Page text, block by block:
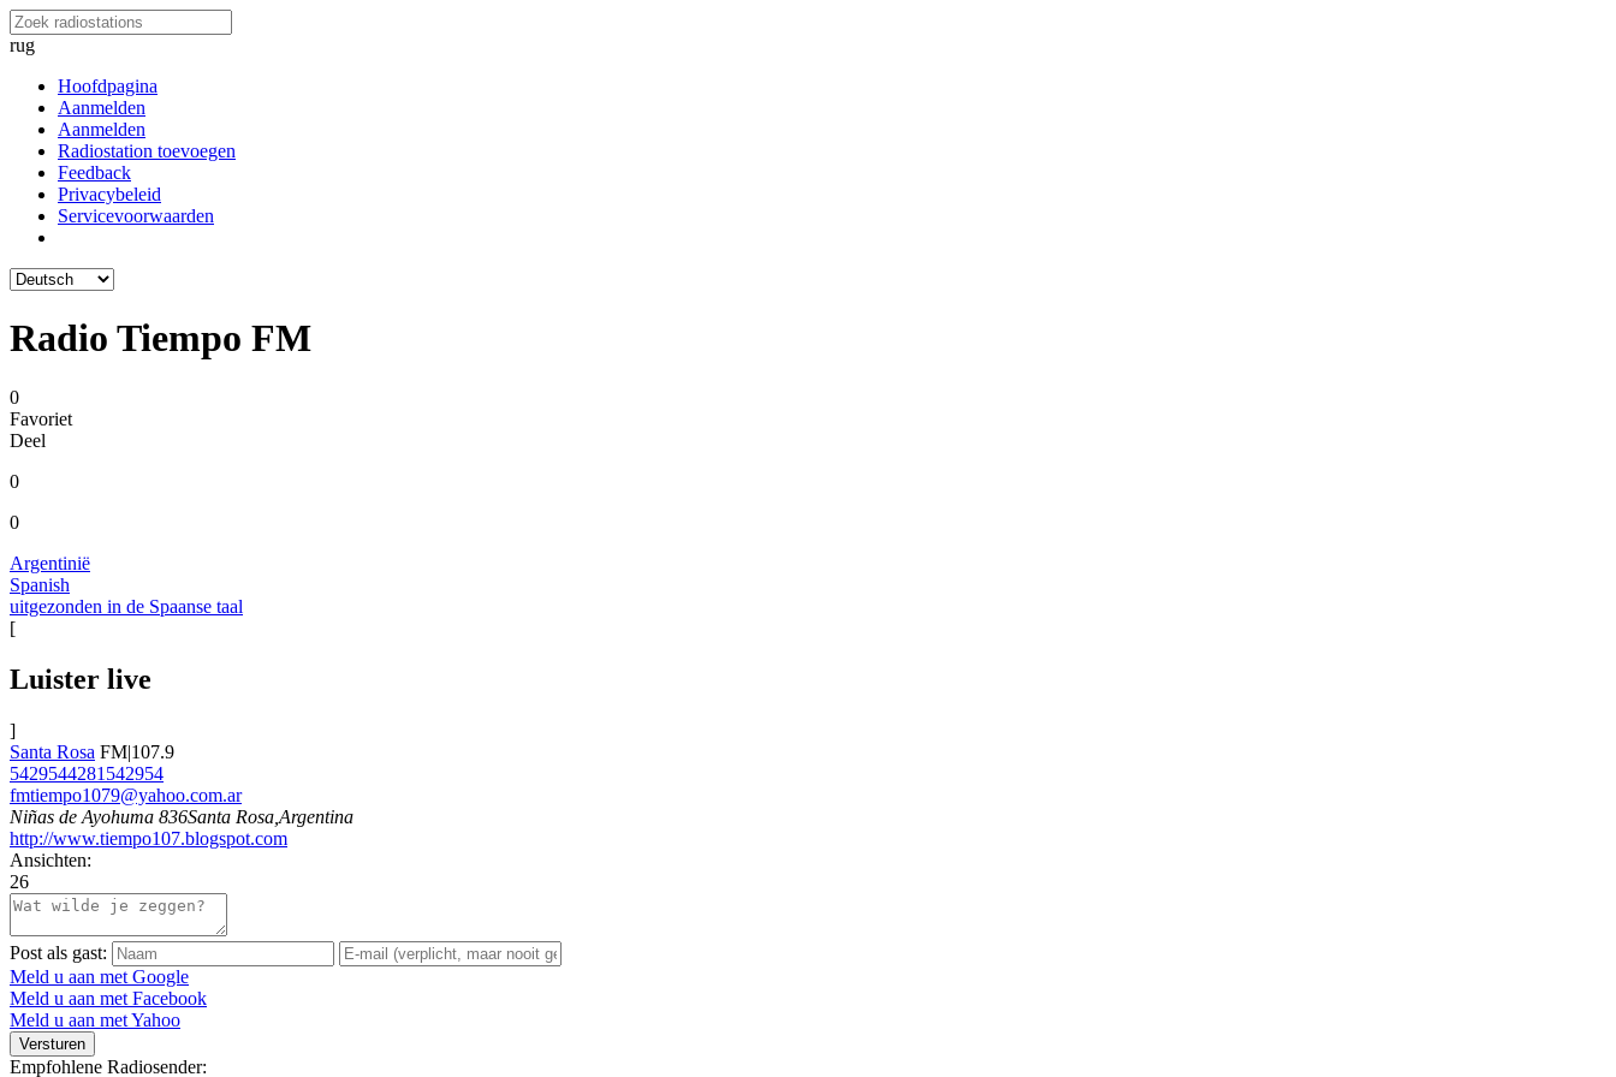
rug
Hoofdpagina
Aanmelden
Aanmelden
Radiostation toevoegen
Feedback
Privacybeleid
Servicevoorwaarden
Radio Tiempo FM
0
Favoriet
Deel
0
0
Argentinië
Spanish
uitgezonden in de Spaanse taal
[
Luister live
]
Santa Rosa FM|107.9
5429544281542954
fmtiempo1079@yahoo.com.ar
Niñas de Ayohuma 836Santa Rosa,Argentina
http://www.tiempo107.blogspot.com
Ansichten:
26
Post als gast:
Meld u aan met Google
Meld u aan met Facebook
Meld u aan met Yahoo
Versturen
Empfohlene Radiosender: